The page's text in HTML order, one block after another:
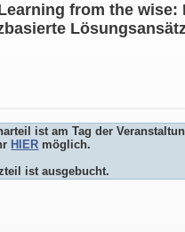
from the wise:
ist am Tag der
HIER möglich.
ist ausgebucht.